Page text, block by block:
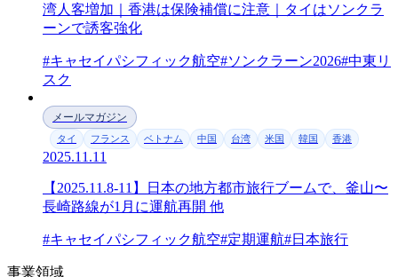
湾人客増加｜香港は保険補償に注意｜タイはソンクラ
ーンで誘客強化
#キャセイパシフィック航空#ソンクラーン2026#中東リ
スク
メールマガジン
タイ フランス ベトナム 中国 台湾 米国 韓国 香港
2025.11.11
【2025.11.8-11】日本の地方都市旅行ブームで、釜山〜
長崎路線が1月に運航再開 他
#キャセイパシフィック航空#定期運航#日本旅行
事業領域